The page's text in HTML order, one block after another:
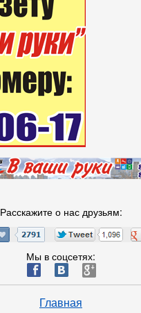
Расскажите о нас друзьям:
Мы в соцсетях:
ä æ è
Главная